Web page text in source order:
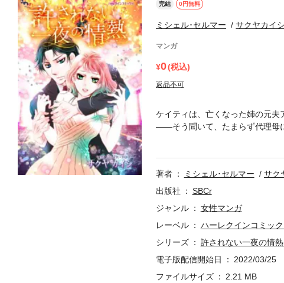
完結 0円無料
ミシェル･セルマー サクヤカイシ
マンガ
0(税込)
返品不可
ケイティは、亡くなった姉の元夫
——そう聞いて、たまらず代理母
れば、生まれてくる子供をアダ
著者
ミシェル･セルマー
サク
出版社
SBCr
ジャンル
女性マンガ
レーベル
ハーレクインコミック
シリーズ
許されない一夜の情熱
電子版配信開始日
2022/03/25
ファイルサイズ
2.21 MB